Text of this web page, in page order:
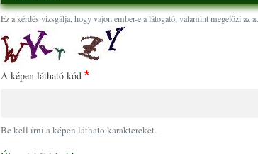
Ez a kérdés vizsgálja, hogy vajon ember-e a látogató, valamint megelőzi az
A képen látható kód
Be kell írni a képen látható karaktereket.